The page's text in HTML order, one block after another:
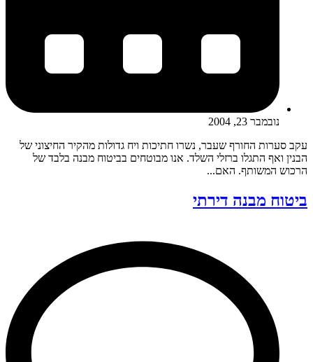
נובמבר 23, 2004
עקב סערות החורף שעבר, נשרו חתיכות ויח גדולות מהקיר החיצוני של
הבנין ואף התגלו ברזלי השלד. אנו מבוטחים בביטוח מבנה בלבד של
הרכוש המשותף. האם...
ביטוח מבנה דירתי